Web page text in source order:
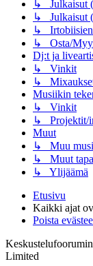
↳ Julkaisut
↳ Julkaisut
↳ Irtobiisien
↳ Osta/
Dj:t ja
↳ Vinkit
↳
Musiikin
↳ Vinkit
↳ Projektit/
Muut
↳ Muu
↳ Muut
↳ Ylijäämä
Etusivu
Kaikki ajat
Poista
Limited